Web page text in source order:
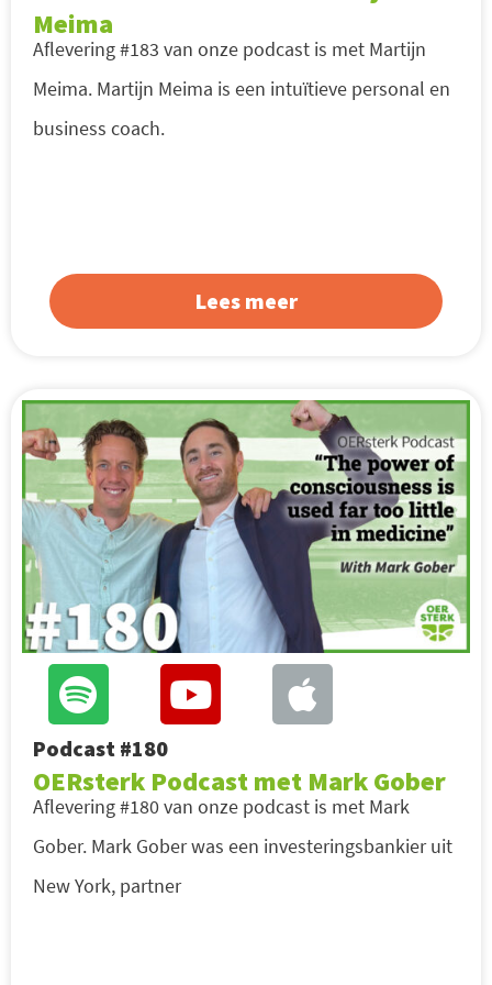
Meima
Aflevering #183 van onze podcast is met Martijn
Meima. Martijn Meima is een intuïtieve personal en
business coach.
Lees meer
Podcast #180
OERsterk Podcast met Mark Gober
Aflevering #180 van onze podcast is met Mark
Gober. Mark Gober was een investeringsbankier uit
New York, partner